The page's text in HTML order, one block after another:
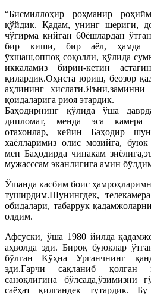
“Бисмиллоҳир роҳманир
қўйдик. Қадам, унинг шериги,
чўгирма кийган 60ёшлардан
бир киши, бир аёл, ҳамда
ўхшаш,оппоқ соқолли, қўлида
иккаламиз бирин-кетин
қилардик.Оҳиста юриш, беозор
аҳлининг
қоидаларига риоя этардик.
Баҳодирнинг қўлида ўша
дипломат, менда эса камера
отахонлар, кейин Баҳодир
хаёлларимиз олис мозийга,
мен Баҳодирда чинакам
мужасссам эканлигига амин
Ўшанда касбим боис
туширдим.Шунингдек,
обидалари, табаррук
олдим.
Афсуски, ўша 1980 йилда
аҳволда эди. Бироқ буюклар
бўлган Кўҳна Урганчнинг
эди.Гарчи сақланиб қолган
саноқлигина бўлсада,ўзимизни
саёҳат қилгандек тутардик.